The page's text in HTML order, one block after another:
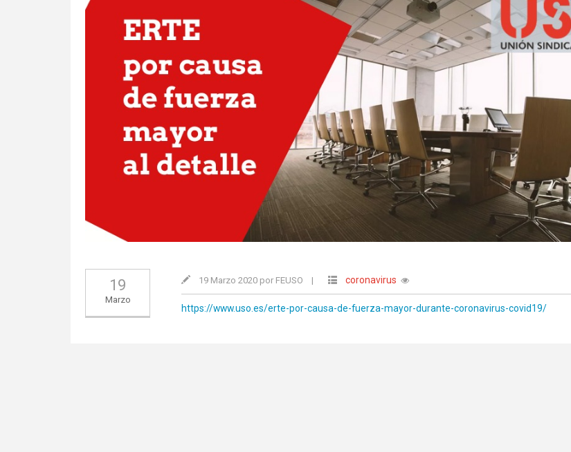
19
Marzo
19 Marzo 2020 por FEUSO | coronavirus
https://www.uso.es/erte-por-causa-de-fuerza-mayor-durante-coronavirus-covid19/